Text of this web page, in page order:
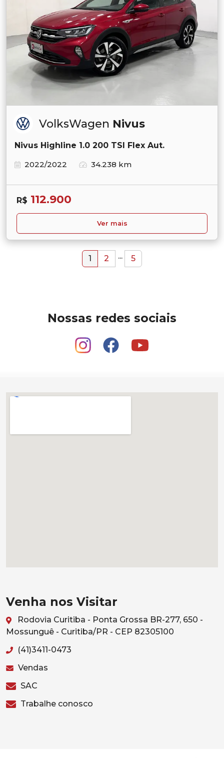
VolksWagen Nivus
Nivus Highline 1.0 200 TSI Flex Aut.
2022/2022
34.238 km
R$ 112.900
Ver mais
1 2 ... 5
Nossas redes sociais
Venha nos Visitar
Rodovia Curitiba - Ponta Grossa BR-277, 650 -
Mossunguê - Curitiba/PR - CEP 82305100
(41)3411-0473
Vendas
SAC
Trabalhe conosco